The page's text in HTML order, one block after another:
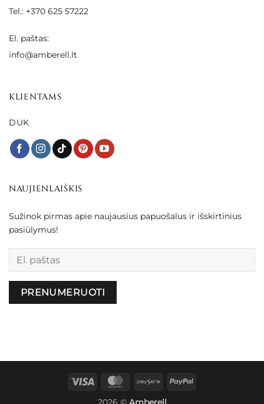
Tel.: +370 625 57222
El. paštas:
info@amberell.lt
KLIENTAMS
DUK
NAUJIENLAIŠKIS
Sužinok pirmas apie naujausius papuošalus ir išskirtinius
pasiūlymus!
Palikite šį lauką tuščią.
Visa MasterCardPayseraPayPal